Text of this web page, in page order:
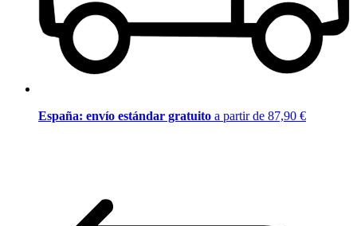
España: envío estándar gratuito a partir de 87,90 €